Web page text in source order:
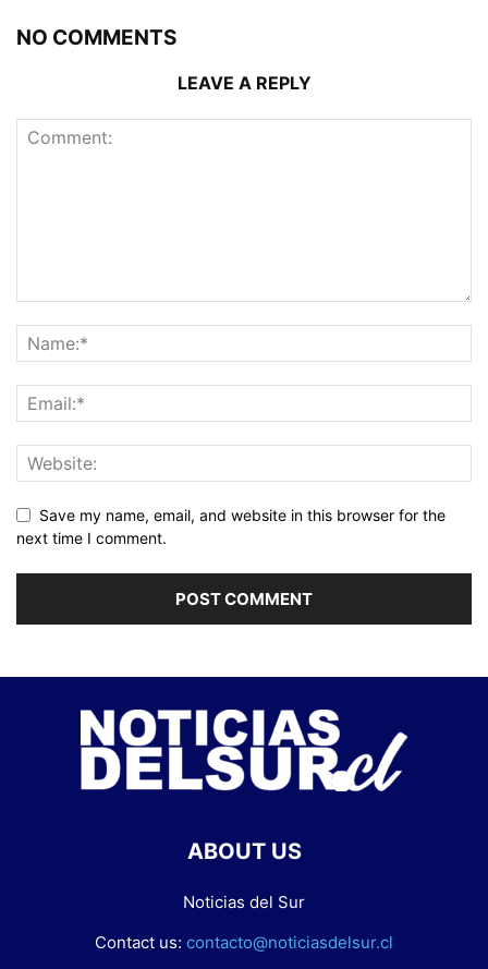
NO COMMENTS
LEAVE A REPLY
Save my name, email, and website in this browser for the
next time I comment.
ABOUT US
Noticias del Sur
Contact us: contacto@noticiasdelsur.cl